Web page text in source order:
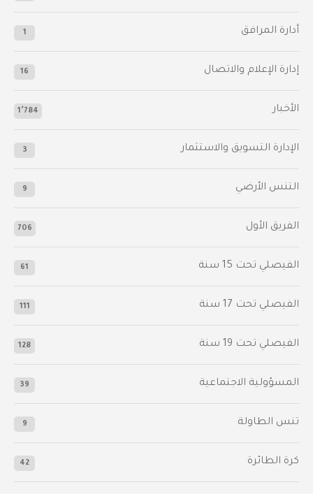
أدارة المرافق 1
إدارة الإعلام والاتصال 16
الأخبار 1٬784
الإدارة التسويق والاستثمار 3
التنس الأرضي 9
الفريق الأول 706
الفيصلي‬⁩ تحت 15 سنة 61
‫الفيصلي‬⁩ تحت 17 سنة 111
الفيصلي‬⁩ تحت 19 سنة 128
المسؤولية الاجتماعية 39
تنس الطاولة 9
كرة الطائرة 42